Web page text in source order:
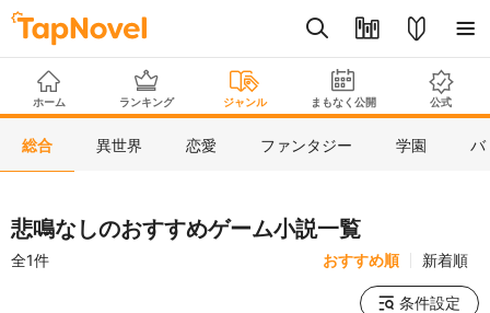
ホーム ランキング ジャンル まもなく公開 公式
総合 異世界 恋愛 ファンタジー 学園 バ
悲鳴なしのおすすめゲーム小説一覧
全1件 おすすめ順 新着順
条件設定